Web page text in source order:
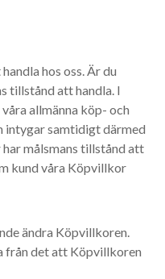
hos oss. Är du
tillstånd att handla. I
allmänna köp- och
intygar samtidigt därmed
målsmans tillstånd att
kund våra Köpvillkor
ändra Köpvillkoren.
från det att Köpvillkoren